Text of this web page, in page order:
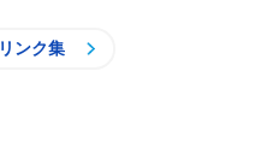
リンク集